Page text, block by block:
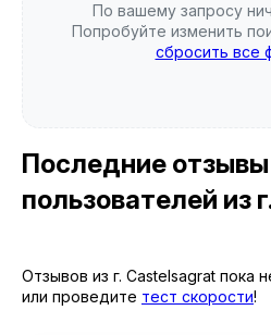
По вашему запросу
Попробуйте изменить
сбросить все
Последние отзывы
пользователей из
Отзывов из г. Castelsagrat пока
или проведите тест скорости!